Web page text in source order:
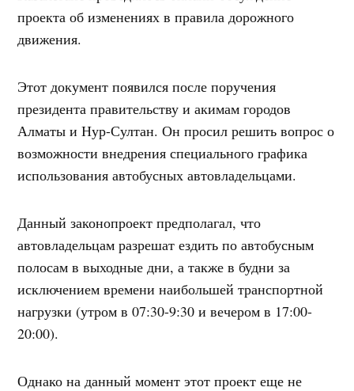
проекта об изменениях в правила дорожного
движения.
Этот документ появился после поручения
президента правительству и акимам городов
Алматы и Нур-Султан. Он просил решить вопрос о
возможности внедрения специального графика
использования автобусных автовладельцами.
Данный законопроект предполагал, что
автовладельцам разрешат ездить по автобусным
полосам в выходные дни, а также в будни за
исключением времени наибольшей транспортной
нагрузки (утром в 07:30-9:30 и вечером в 17:00-
20:00).
Однако на данный момент этот проект еще не